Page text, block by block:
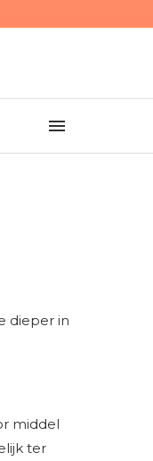
dieper in
middel
ter